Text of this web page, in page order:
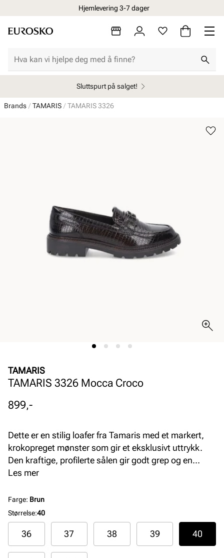
Hjemlevering 3-7 dager
Sluttspurt på salget!
Brands TAMARIS TAMARIS 3326
TAMARIS
TAMARIS 3326 Mocca Croco
Pris
899,-
Dette er en stilig loafer fra Tamaris med et markert,
krokopreget mønster som gir et eksklusivt uttrykk.
Den kraftige, profilerte sålen gir godt grep og en
moderne silhuett, samtidig som overdelen beholder
TouchIt memoryfoam dekksåle som former seg etter
foten for maksimal komfort
Les mer
Farge: Brun
Størrelse:40
36 37 38 39 40